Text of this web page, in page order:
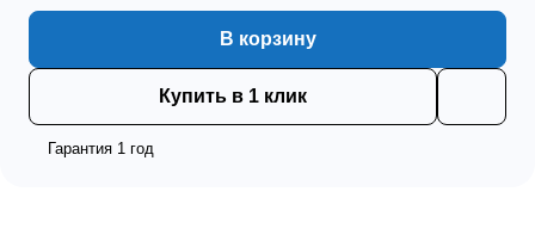
В корзину
Купить в 1 клик
Гарантия 1 год